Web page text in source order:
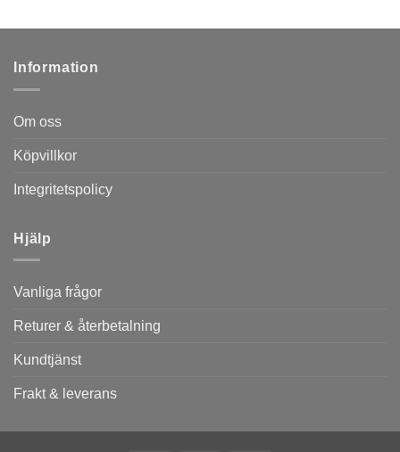
Information
Om oss
Köpvillkor
Integritetspolicy
Hjälp
Vanliga frågor
Returer & återbetalning
Kundtjänst
Frakt & leverans